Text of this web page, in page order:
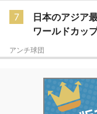
7
日本のアジア
ワールドカッ
アンチ球団